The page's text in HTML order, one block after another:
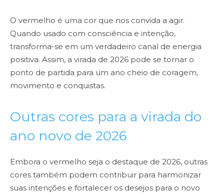
O vermelho é uma cor que nos convida a agir.
Quando usado com consciência e intenção,
transforma-se em um verdadeiro canal de energia
positiva. Assim, a virada de 2026 pode se tornar o
ponto de partida para um ano cheio de coragem,
movimento e conquistas.
Outras cores para a virada do
ano novo de 2026
Embora o vermelho seja o destaque de 2026, outras
cores também podem contribuir para harmonizar
suas intenções e fortalecer os desejos para o novo